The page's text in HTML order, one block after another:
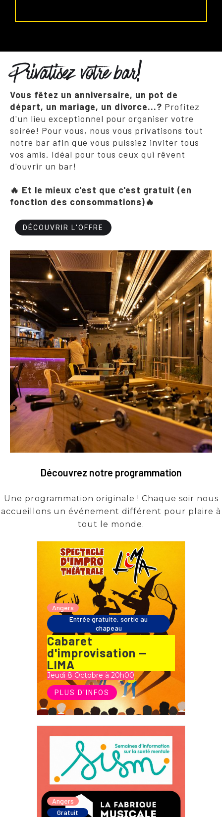
Privatisez votre bar!
Vous fêtez un anniversaire, un pot de
départ, un mariage, un divorce...? Profitez
d'un lieu exceptionnel pour organiser votre
soirée! Pour vous, nous vous privatisons tout
notre bar afin que vous puissiez inviter tous
vos amis. Idéal pour tous ceux qui rêvent
d'ouvrir un bar!
🔥 Et le mieux c'est que c'est gratuit (en
fonction des consommations)🔥
DÉCOUVRIR L'OFFRE
Découvrez notre programmation
Une programmation originale ! Chaque soir nous
accueillons un événement différent pour plaire à
tout le monde.
Angers
Entrée gratuite, sortie au
chapeau
Cabaret
d'improvisation —
LIMA
Jeudi 8 Octobre à 20h00
PLUS D'INFOS
Angers
Gratuit